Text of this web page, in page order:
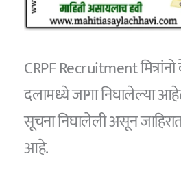
CRPF Recruitment
दलामध्ये जागा निघालेल्या
सूचना निघालेली असून
आहे.